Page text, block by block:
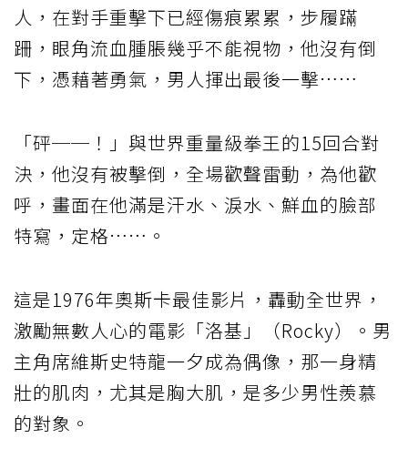
人，在對手重擊下已經傷痕累累，步履蹣
跚，眼角流血腫脹幾乎不能視物，他沒有倒
下，憑藉著勇氣，男人揮出最後一擊……
「砰──！」與世界重量級拳王的15回合對
決，他沒有被擊倒，全場歡聲雷動，為他歡
呼，畫面在他滿是汗水、淚水、鮮血的臉部
特寫，定格……。
這是1976年奧斯卡最佳影片，轟動全世界，
激勵無數人心的電影「洛基」（Rocky）。男
主角席維斯史特龍一夕成為偶像，那一身精
壯的肌肉，尤其是胸大肌，是多少男性羨慕
的對象。